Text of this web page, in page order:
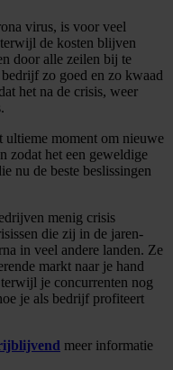
virus, is voor veel
de kosten blijven
door alle zeilen bij te
zo goed en zo kwaad
het na de crisis, weer
ultieme moment om nieuwe
zodat het een geweldige
nu de beste beslissingen
menig crisis
die zij in de jaren-
in veel andere landen. Ze
markt naar je hand
je concurrenten nog
je als bedrijf profiteert
meer informatie